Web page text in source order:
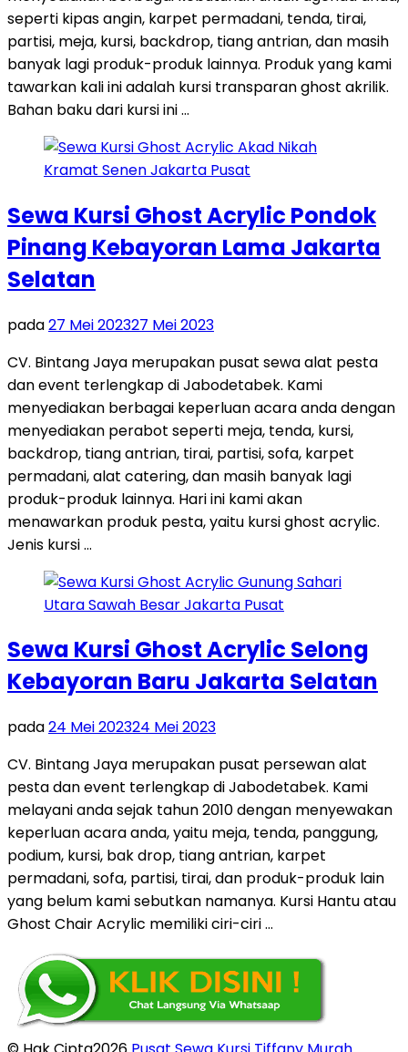
seperti kipas angin, karpet permadani, tenda, tirai,
partisi, meja, kursi, backdrop, tiang antrian, dan masih
banyak lagi produk-produk lainnya. Produk yang kami
tawarkan kali ini adalah kursi transparan ghost akrilik.
Bahan baku dari kursi ini …
Sewa Kursi Ghost Acrylic Pondok
Pinang Kebayoran Lama Jakarta
Selatan
pada27 Mei 202327 Mei 2023
CV. Bintang Jaya merupakan pusat sewa alat pesta
dan event terlengkap di Jabodetabek. Kami
menyediakan berbagai keperluan acara anda dengan
menyediakan perabot seperti meja, tenda, kursi,
backdrop, tiang antrian, tirai, partisi, sofa, karpet
permadani, alat catering, dan masih banyak lagi
produk-produk lainnya. Hari ini kami akan
menawarkan produk pesta, yaitu kursi ghost acrylic.
Jenis kursi …
Sewa Kursi Ghost Acrylic Selong
Kebayoran Baru Jakarta Selatan
pada24 Mei 202324 Mei 2023
CV. Bintang Jaya merupakan pusat persewan alat
pesta dan event terlengkap di Jabodetabek. Kami
melayani anda sejak tahun 2010 dengan menyewakan
keperluan acara anda, yaitu meja, tenda, panggung,
podium, kursi, bak drop, tiang antrian, karpet
permadani, sofa, partisi, tirai, dan produk-produk lain
yang belum kami sebutkan namanya. Kursi Hantu atau
Ghost Chair Acrylic memiliki ciri-ciri …